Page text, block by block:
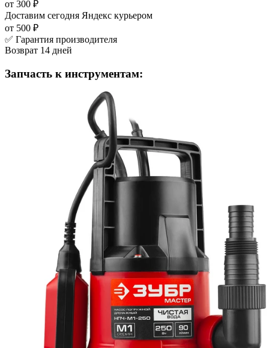
от 300 ₽
Доставим сегодня Яндекс курьером
от 500 ₽
✅ Гарантия производителя
Возврат 14 дней
Запчасть к инструментам: